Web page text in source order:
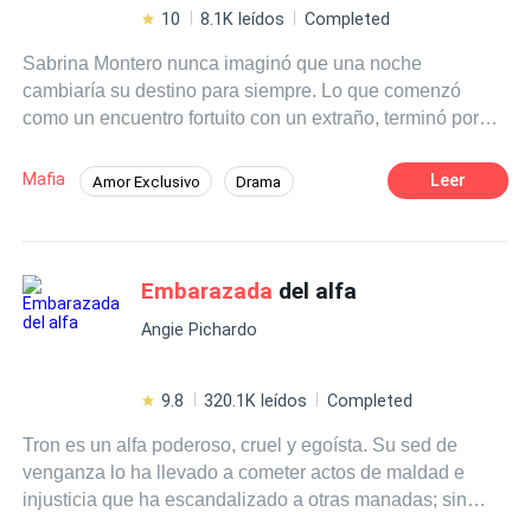
ambos aprenderán que hay lazos fuertes capaces de
acerca de la vida y el amor. En esta historia todo puede
pasar, y jamás son parte de una casualidad.
10 8.1K leídos Completed
Sabrina Montero nunca imaginó que una noche
cambiaría su destino para siempre. Lo que comenzó
como un encuentro fortuito con un extraño, terminó por
Bianchi.Entre la oscuridad de su mundo y la inocencia de
ella, nace un vínculo imposible que desafía las reglas, las
une más allá del deseo, ambos deberán enfrentarse al
precio real del poder, el amor y la redención.En un juego
donde nadie está a salvo, solo uno podrá decidir si el
Mafia Amor Exclusivo Drama
Amor a Primera Vista Embarazo
Leer
Embarazada del alfa
Angie Pichardo
9.8 320.1K leídos Completed
Tron es un alfa poderoso, cruel y egoísta. Su sed de
venganza lo ha llevado a cometer actos de maldad e
injusticia que ha escandalizado a otras manadas; sin